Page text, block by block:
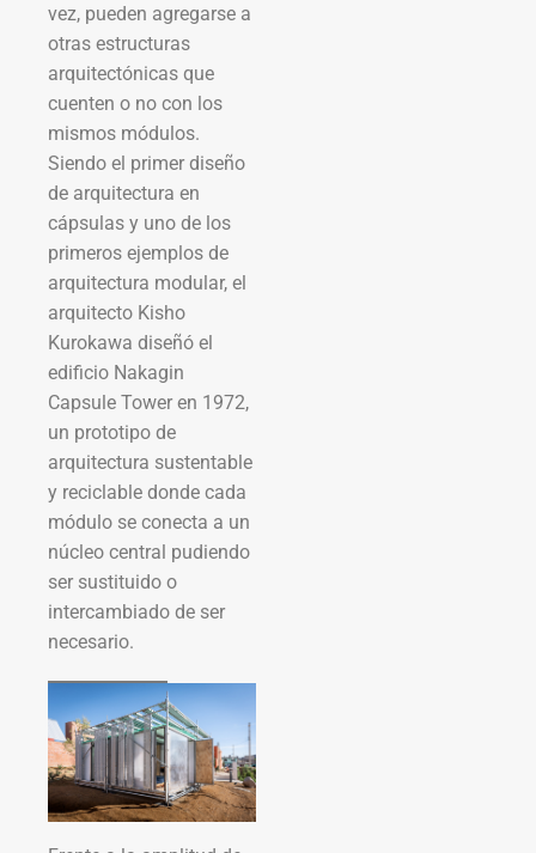
vez, pueden agregarse a
otras estructuras
arquitectónicas que
cuenten o no con los
mismos módulos.
Siendo el primer diseño
de arquitectura en
cápsulas y uno de los
primeros ejemplos de
arquitectura modular, el
arquitecto Kisho
Kurokawa diseñó el
edificio Nakagin
Capsule Tower en 1972,
un prototipo de
arquitectura sustentable
y reciclable donde cada
módulo se conecta a un
núcleo central pudiendo
ser sustituido o
intercambiado de ser
necesario.